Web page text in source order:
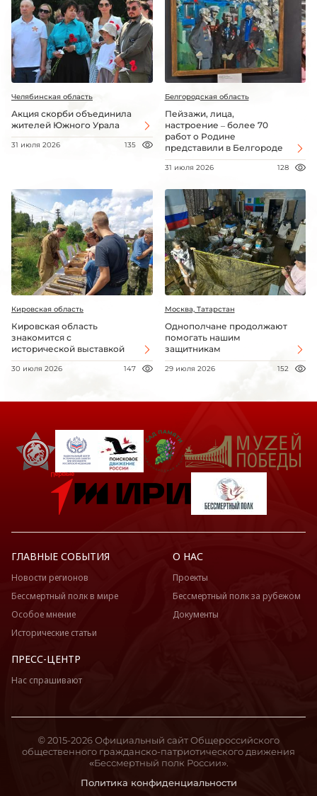
Челябинская область
Акция скорби объединила
жителей Южного Урала
31 июля 2026 135
Белгородская область
Пейзажи, лица,
настроение – более 70
работ о Родине
представили в Белгороде
31 июля 2026 128
Кировская область
Кировская область
знакомится с
исторической выставкой
30 июля 2026 147
Москва, Татарстан
Однополчане продолжают
помогать нашим
защитникам
29 июля 2026 152
ГЛАВНЫЕ СОБЫТИЯ
Новости регионов
Бессмертный полк в мире
Особое мнение
Исторические статьи
О НАС
Проекты
Бессмертный полк за рубежом
Документы
ПРЕСС-ЦЕНТР
Нас спрашивают
Политика конфиденциальности
© 2015-2026 Официальный сайт Общероссийского
общественного гражданско-патриотического движения
«Бессмертный полк России».